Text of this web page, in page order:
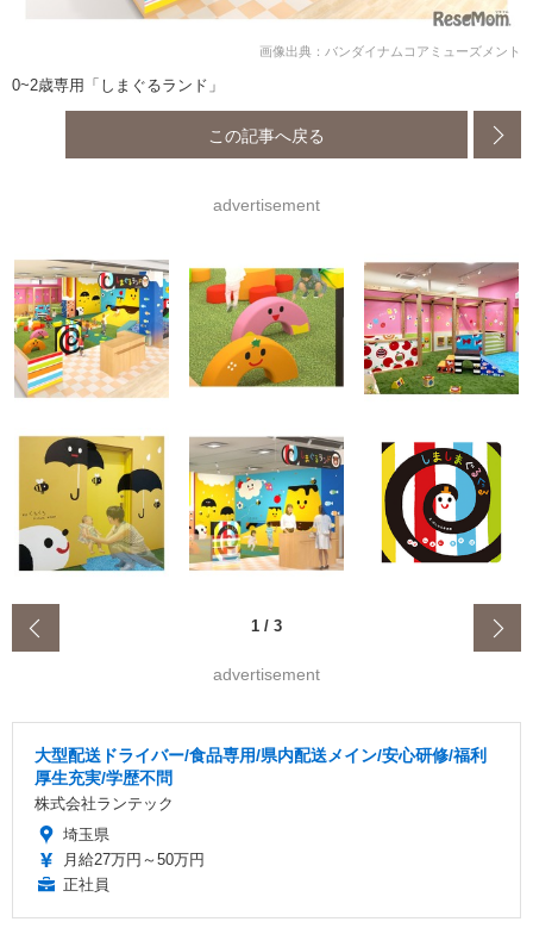
画像出典：バンダイナムコアミューズメント
0~2歳専用「しまぐるランド」
この記事へ戻る
advertisement
1 / 3
advertisement
大型配送ドライバー/食品専用/県内配送メイン/安心研修/福利
厚生充実/学歴不問
株式会社ランテック
埼玉県
月給27万円～50万円
正社員